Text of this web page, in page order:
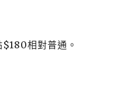
$180相對普通。